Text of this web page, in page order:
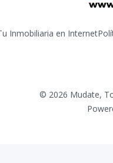
Inmobiliaria en Internet
© 2026 Mudate,